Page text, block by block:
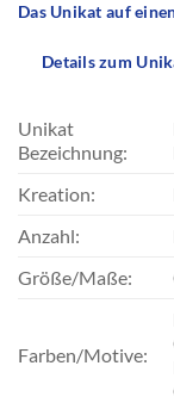
Das Unikat auf
Details zum
Unikat
Bezeichnung:
Kreation:
Anzahl:
Größe/Maße:
Farben/Motive: